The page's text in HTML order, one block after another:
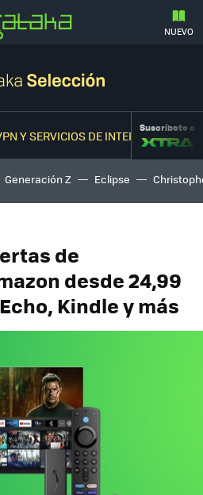
NUEVO
Y SERVICIOS DE INTERNETSuscríbete a
Generación Z Eclipse
de
desde 24,99
Kindle y más